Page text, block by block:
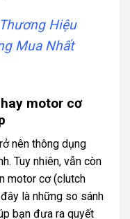
Hiệu
Mua Nhất
motor cơ
nên thông dụng
Tuy nhiên, vẫn còn
motor cơ (clutch
là những so sánh
bạn đưa ra quyết